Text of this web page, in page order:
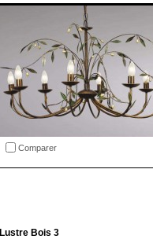
Comparer
Lustre Bois 3